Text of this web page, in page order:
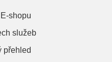
shopu
služeb
přehled